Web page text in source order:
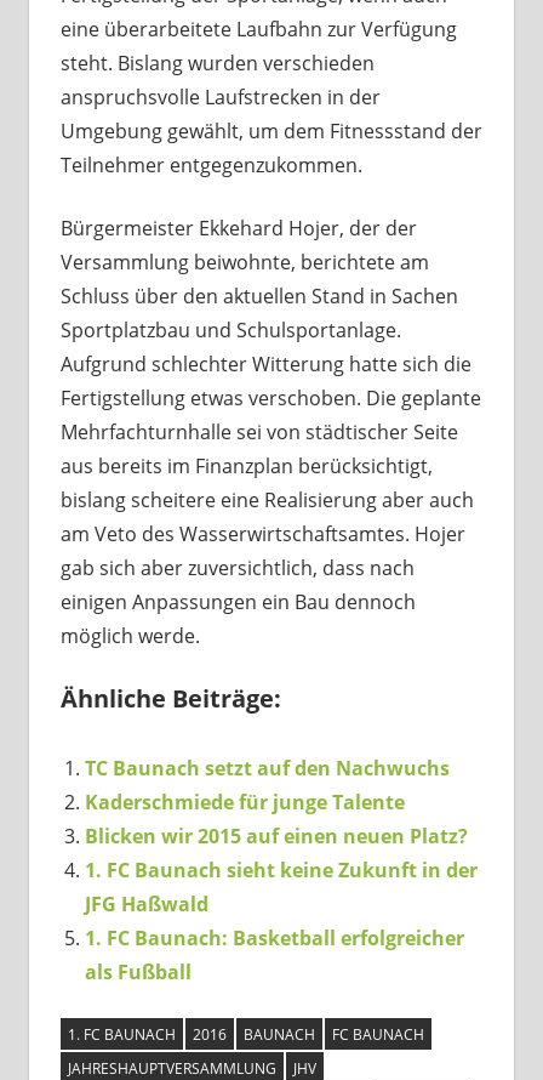
eine überarbeitete Laufbahn zur Verfügung
steht. Bislang wurden verschieden
anspruchsvolle Laufstrecken in der
Umgebung gewählt, um dem Fitnessstand der
Teilnehmer entgegenzukommen.
Bürgermeister Ekkehard Hojer, der der
Versammlung beiwohnte, berichtete am
Schluss über den aktuellen Stand in Sachen
Sportplatzbau und Schulsportanlage.
Aufgrund schlechter Witterung hatte sich die
Fertigstellung etwas verschoben. Die geplante
Mehrfachturnhalle sei von städtischer Seite
aus bereits im Finanzplan berücksichtigt,
bislang scheitere eine Realisierung aber auch
am Veto des Wasserwirtschaftsamtes. Hojer
gab sich aber zuversichtlich, dass nach
einigen Anpassungen ein Bau dennoch
möglich werde.
Ähnliche Beiträge:
TC Baunach setzt auf den Nachwuchs
Kaderschmiede für junge Talente
Blicken wir 2015 auf einen neuen Platz?
1. FC Baunach sieht keine Zukunft in der
JFG Haßwald
1. FC Baunach: Basketball erfolgreicher
als Fußball
1. FC BAUNACH 2016 BAUNACH
FC BAUNACH
JAHRESHAUPTVERSAMMLUNG
JHV